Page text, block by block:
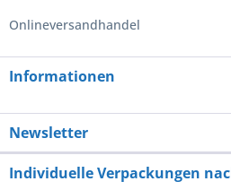
Onlineversandhandel
Informationen
Newsletter
Individuelle Verpackungen